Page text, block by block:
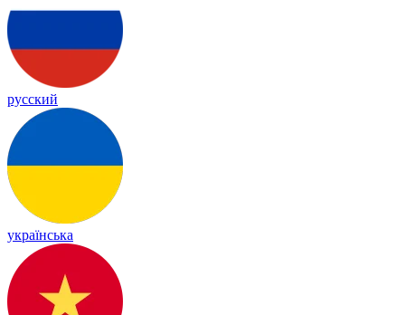
русский
українська